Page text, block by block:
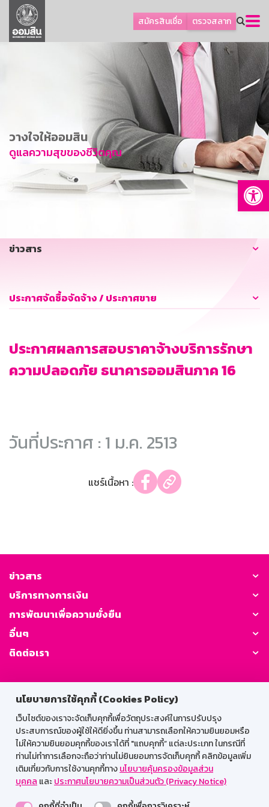
นโยบายการใช้คุกกี้ (Cookies Policy)
เว็บไซต์ของเราจะจัดเก็บคุกกี้เพื่อวัตถุประสงค์ในการปรับปรุง
ประสบการณ์ของผู้ใช้ให้ดียิ่งขึ้น ท่านสามารถเลือกให้ความยินยอมหรือ
ไม่ให้ความยินยอมคุกกี้ของเราได้ที่ "แถบคุกกี้” แต่ละประเภท ในกรณีที่
ท่านไม่ทำการเลือกจะถือว่าท่านไม่ยินยอมการจัดเก็บคุกกี้ คลิกข้อมูลเพิ่ม
เติมเกี่ยวกับการใช้งานคุกกี้ทางนโยบายคุ้มครองข้อมูลส่วน
บุคคล และประกาศนโยบายความเป็นส่วนตัว (Privacy Notice)
สมัครสินเชื่อ ตรวจสลาก
ลูกค้าธุรกิจ
ลูกค้าผู้ประกอบรายย่อย
การพัฒนาที่ยั่งยืน
ข่าวสาร
บริการทางการเงิน
อื่นๆ
วางใจให้ออมสิน
ดูแลความสุขของชีวิตคุณ
ข่าวสาร
ประกาศจัดซื้อจัดจ้าง / ประกาศขาย
ประกาศผลการสอบราคาจ้างบริการรักษา
ความปลอดภัย ธนาคารออมสินภาค 16
วันที่ประกาศ : 1 ม.ค. 2513
แชร์เนื้อหา :
ข่าวสาร
บริการทางการเงิน
การพัฒนาเพื่อความยั่งยืน
อื่นๆ
ติดต่อเรา
GSB Society:
สำหรับพนักงาน
Web HR
GSB Wisdom
M-Search
เข้าสู่ระบบเน็ตเมล